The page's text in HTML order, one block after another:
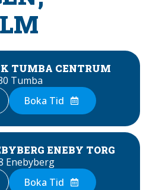
TUMBA CENTRUM
Tumba
Boka Tid
ENEBY TORG
Enebyberg
Boka Tid